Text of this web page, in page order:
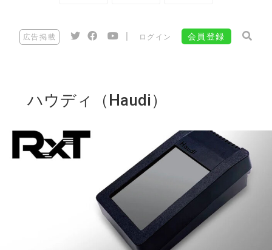
広告掲載 ログイン 会員登録
ハウディ（Haudi）